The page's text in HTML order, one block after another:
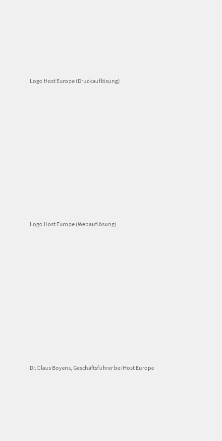
Logo Host Europe (Druckauflösung)
Logo Host Europe (Webauflösung)
Dr. Claus Boyens, Geschäftsführer bei Host Europe